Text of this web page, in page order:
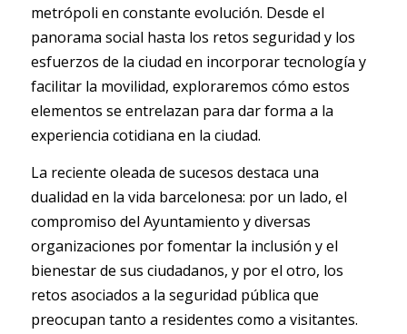
metrópoli en constante evolución. Desde el
panorama social hasta los retos seguridad y los
esfuerzos de la ciudad en incorporar tecnología y
facilitar la movilidad, exploraremos cómo estos
elementos se entrelazan para dar forma a la
experiencia cotidiana en la ciudad.
La reciente oleada de sucesos destaca una
dualidad en la vida barcelonesa: por un lado, el
compromiso del Ayuntamiento y diversas
organizaciones por fomentar la inclusión y el
bienestar de sus ciudadanos, y por el otro, los
retos asociados a la seguridad pública que
preocupan tanto a residentes como a visitantes.